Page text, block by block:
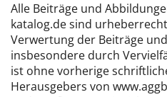
Alle Beiträge und
katalog.de sind
Verwertung der Beiträge
insbesondere durch
ist ohne vorherige
Herausgebers von